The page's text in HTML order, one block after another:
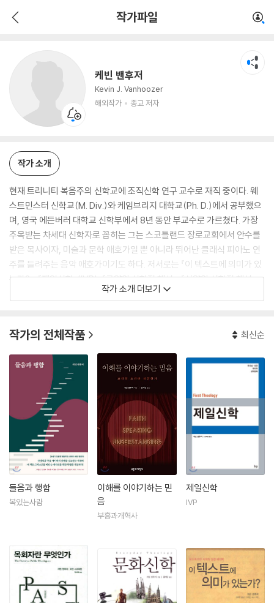
작가파일
케빈 밴후저
Kevin J. Vanhoozer
해외작가
종교 저자
작가 소개
현재 트리니티 복음주의 신학교에 조직신학 연구 교수로 재직 중이다. 웨
스트민스터 신학교(M. Div.)와 케임브리지 대학교(Ph. D.)에서 공부했으
며, 영국 에든버러 대학교 신학부에서 8년 동안 부교수로 가르쳤다. 가장
주목받는 차세대 신학자로 꼽히는 그는 스코틀랜드 장로교회에서 안수를
받은 목사이자, 미술과 문학 애호가일 뿐 아니라 뛰어난 클래식 피아노 연
주를 들려주는 음악 애호가이기도 하다. 저서로는 『이 텍스트에 의미가 있
는가?』, 『제일신학』(IVP), 『구약의 신학적 해설』, 『신약의 신학적 해설』
(CLC), 『문화 신학』, 『교리의 드라마』(부흥과개혁사) 등이 있다.
작가 소개 더보기
작가의 전체작품 최신순
들음과 행함
복있는사람
이해를 이야기하는 믿
음
부흥과개혁사
제일신학
IVP